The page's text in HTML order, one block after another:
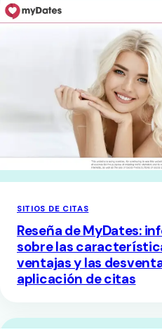
SITIOS DE CITAS
Reseña de MyDates:
sobre las
ventajas y las
aplicación de citas